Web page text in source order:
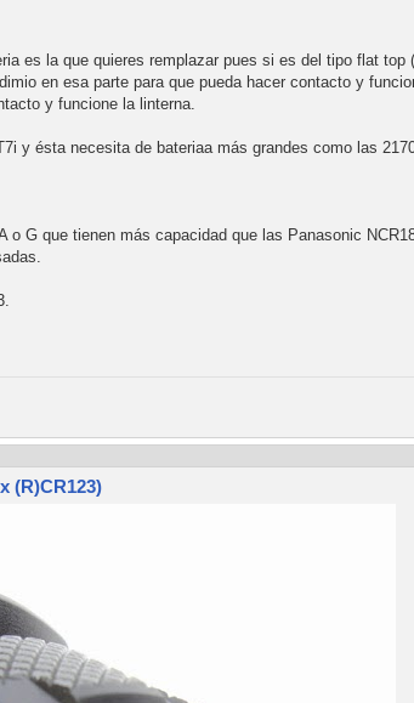
es la que quieres remplazar pues si es del tipo flat
en esa parte para que pueda hacer contacto y
y funcione la linterna.
y ésta necesita de bateriaa más grandes como las
G que tienen más capacidad que las Panasonic
(R)CR123)